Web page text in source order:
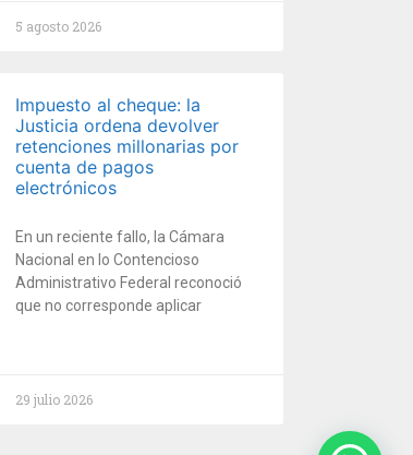
5 agosto 2026
Impuesto al cheque: la
Justicia ordena devolver
retenciones millonarias por
cuenta de pagos
electrónicos
En un reciente fallo, la Cámara
Nacional en lo Contencioso
Administrativo Federal reconoció
que no corresponde aplicar
29 julio 2026